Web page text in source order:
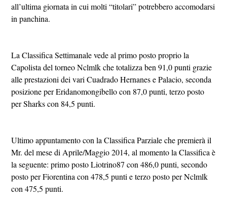
all’ultima giornata in cui molti “titolari” potrebbero accomodarsi
in panchina.
La Classifica Settimanale vede al primo posto proprio la
Capolista del torneo Nclmlk che totalizza ben 91,0 punti grazie
alle prestazioni dei vari Cuadrado Hernanes e Palacio, seconda
posizione per Eridanomongibello con 87,0 punti, terzo posto
per Sharks con 84,5 punti.
Ultimo appuntamento con la Classifica Parziale che premierà il
Mr. del mese di Aprile/Maggio 2014, al momento la Classifica è
la seguente: primo posto Liotrino87 con 486,0 punti, secondo
posto per Fiorentina con 478,5 punti e terzo posto per Nclmlk
con 475,5 punti.